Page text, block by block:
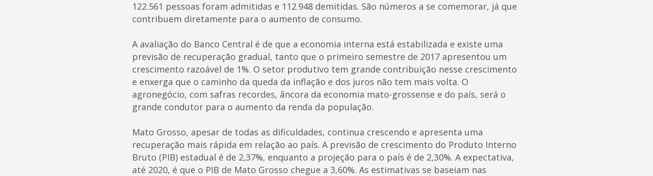
122.561 pessoas foram admitidas e 112.948 demitidas. São números a se comemorar, já que
contribuem diretamente para o aumento de consumo.
A avaliação do Banco Central é de que a economia interna está estabilizada e existe uma
previsão de recuperação gradual, tanto que o primeiro semestre de 2017 apresentou um
crescimento razoável de 1%. O setor produtivo tem grande contribuição nesse crescimento
e enxerga que o caminho da queda da inflação e dos juros não tem mais volta. O
agronegócio, com safras recordes, âncora da economia mato-grossense e do país, será o
grande condutor para o aumento da renda da população.
Mato Grosso, apesar de todas as dificuldades, continua crescendo e apresenta uma
recuperação mais rápida em relação ao país. A previsão de crescimento do Produto Interno
Bruto (PIB) estadual é de 2,37%, enquanto a projeção para o país é de 2,30%. A expectativa,
até 2020, é que o PIB de Mato Grosso chegue a 3,60%. As estimativas se baseiam nas